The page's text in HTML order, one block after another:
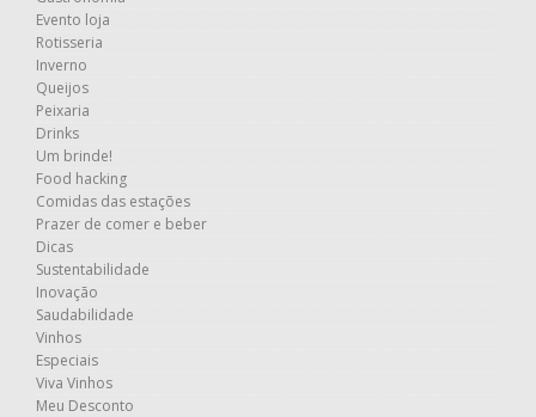
Evento loja
Rotisseria
Inverno
Queijos
Peixaria
Drinks
Um brinde!
Food hacking
Comidas das estações
Prazer de comer e beber
Dicas
Sustentabilidade
Inovação
Saudabilidade
Vinhos
Especiais
Viva Vinhos
Meu Desconto